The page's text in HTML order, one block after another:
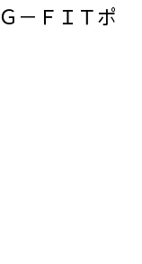
－ＦＩＴポ